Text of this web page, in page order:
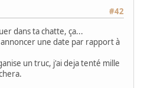
#42
dans ta chatte, ça...
une date par rapport à
un truc, j'ai deja tenté mille